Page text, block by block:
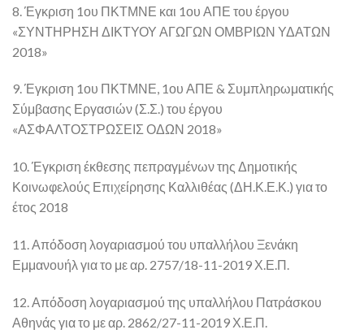
8. Έγκριση 1ου ΠΚΤΜΝΕ και 1ου ΑΠΕ του έργου
«ΣΥΝΤΗΡΗΣΗ ΔΙΚΤΥΟΥ ΑΓΩΓΩΝ ΟΜΒΡΙΩΝ ΥΔΑΤΩΝ
2018»
9. Έγκριση 1ου ΠΚΤΜΝΕ, 1ου ΑΠΕ & Συμπληρωματικής
Σύμβασης Εργασιών (Σ.Σ.) του έργου
«ΑΣΦΑΛΤΟΣΤΡΩΣΕΙΣ ΟΔΩΝ 2018»
10. Έγκριση έκθεσης πεπραγμένων της Δημοτικής
Κοινωφελούς Επιχείρησης Καλλιθέας (ΔΗ.Κ.Ε.Κ.) για το
έτος 2018
11. Απόδοση λογαριασμού του υπαλλήλου Ξενάκη
Εμμανουήλ για το με αρ. 2757/18-11-2019 Χ.Ε.Π.
12. Απόδοση λογαριασμού της υπαλλήλου Πατράσκου
Αθηνάς για το με αρ. 2862/27-11-2019 Χ.Ε.Π.